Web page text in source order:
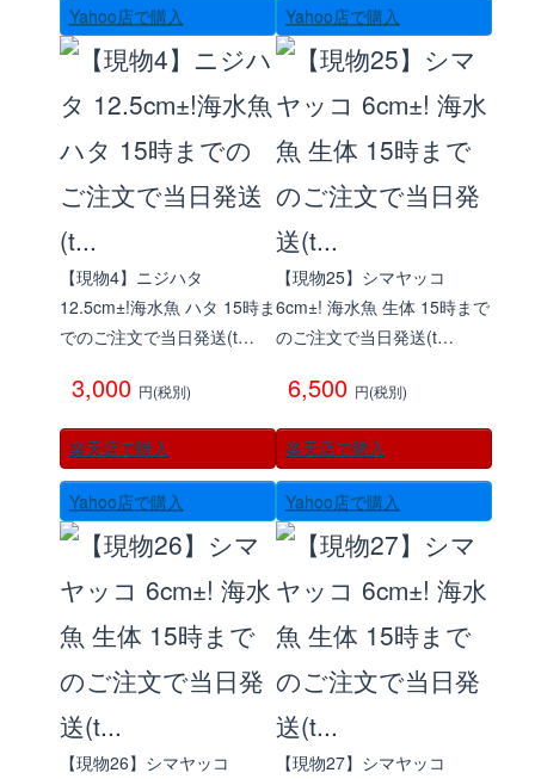
Yahoo店で購入 Yahoo店で購入
【現物4】ニジハタ
12.5cm±!海水魚 ハタ 15時ま
でのご注文で当日発送(t…
3,000 円(税別)
楽天店で購入
Yahoo店で購入
【現物25】シマヤッコ
6cm±! 海水魚 生体 15時まで
のご注文で当日発送(t…
6,500 円(税別)
楽天店で購入
Yahoo店で購入
【現物26】シマヤッコ
【現物27】シマヤッコ